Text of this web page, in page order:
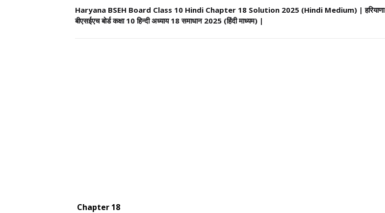
Haryana BSEH Board Class 10 Hindi Chapter 18 Solution 2025 (Hindi Medium) | हरियाणा
बीएसईएच बोर्ड कक्षा 10 हिन्दी अध्याय 18 समाधान 2025 (हिंदी माध्यम) |
Chapter 18